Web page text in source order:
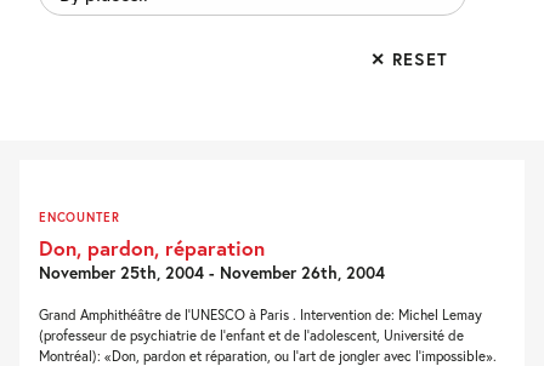
places..
✕ RESET
ENCOUNTER
Don, pardon, réparation
November 25th, 2004 - November 26th, 2004
Grand Amphithéâtre de l'UNESCO à Paris . Intervention de: Michel Lemay
(professeur de psychiatrie de l'enfant et de l'adolescent, Université de
Montréal): «Don, pardon et réparation, ou l'art de jongler avec l'impossible».